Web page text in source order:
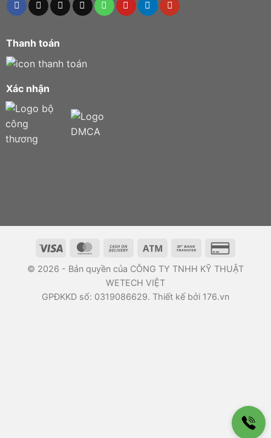
Thanh toán
Xác nhận
© 2026 - Bản quyền của CÔNG TY TNHH KỸ THUẬT
WETECH VIỆT
GPĐKKD số: 0319086629. Thiết kế bởi 176.vn